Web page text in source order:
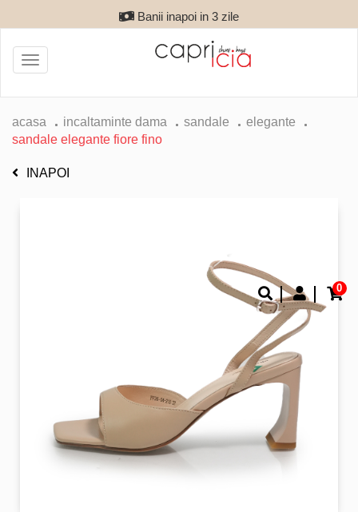
Banii inapoi in 3 zile
0
Toggle
navigation
acasa incaltaminte dama sandale
elegante
sandale elegante fiore fino
INAPOI